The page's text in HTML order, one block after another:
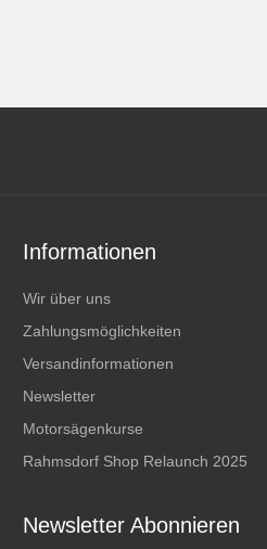
Informationen
Wir über uns
Zahlungsmöglichkeiten
Versandinformationen
Newsletter
Motorsägenkurse
Rahmsdorf Shop Relaunch 2025
Newsletter Abonnieren